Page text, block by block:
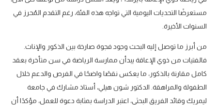
مستعرضًا التحديات اليومية التي تواجه هذه الفئة، رغم التقدم المُحرز في
السنوات الأخيرة.
من أبرز ما توصل إليه البحث وجود فجوة صارخة بين الذكور والإناث.
فالفتيات من ذوي الإعاقة يبدأن ممارسة الرياضة في سن متأخرة بعقد
كامل مقارنة بالذكور، ما يعكس نقصًا واضحًا في الفرص والدعم خلال
الطفولة والمراهقة. الدكتور شون هيلي، أستاذ مشارك في جامعة
ليمريك وقائد الفريق البحثي، اعتبر الدراسة بمثابة دعوة للعمل، مؤكدًا أن